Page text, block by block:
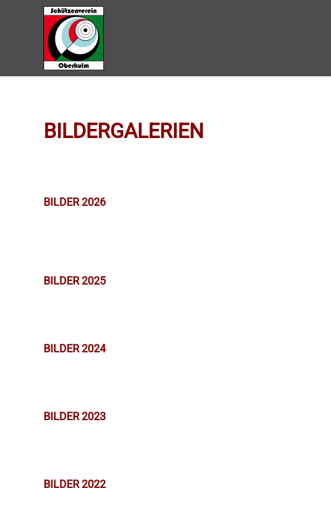
Zum Hauptinhalt springen
BILDERGALERIEN
BILDER 2026
BILDER 2025
BILDER 2024
BILDER 2023
BILDER 2022